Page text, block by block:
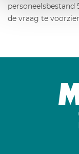
personeelsbestand
de vraag te